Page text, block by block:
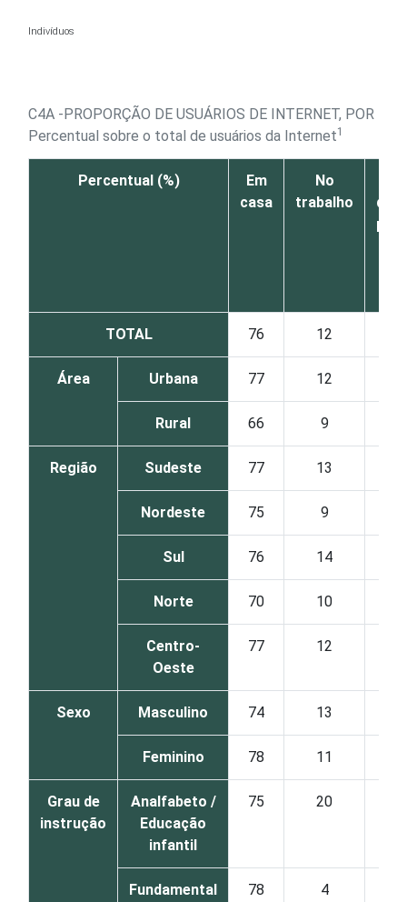
Indivíduos
C4A -PROPORÇÃO DE USUÁRIOS DE INTERNET, POR
Percentual sobre o total de usuários da Internet1
Percentual (%)
Em
casa
No
trabalho
de
TOTAL 76 12
Área Urbana 77 12
Rural 66 9
Região Sudeste 77 13
Nordeste 75 9
Sul 76 14
Norte 70 10
Centro-
Oeste
77 12
Sexo Masculino 74 13
Feminino 78 11
Grau de
instrução
Analfabeto /
Educação
infantil
75 20
Fundamental 78 4